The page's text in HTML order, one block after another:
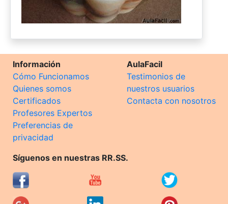
Información
Cómo Funcionamos
Quienes somos
Certificados
Profesores Expertos
Preferencias de
privacidad
AulaFacil
Testimonios de
nuestros usuarios
Contacta con nosotros
Síguenos en nuestras RR.SS.